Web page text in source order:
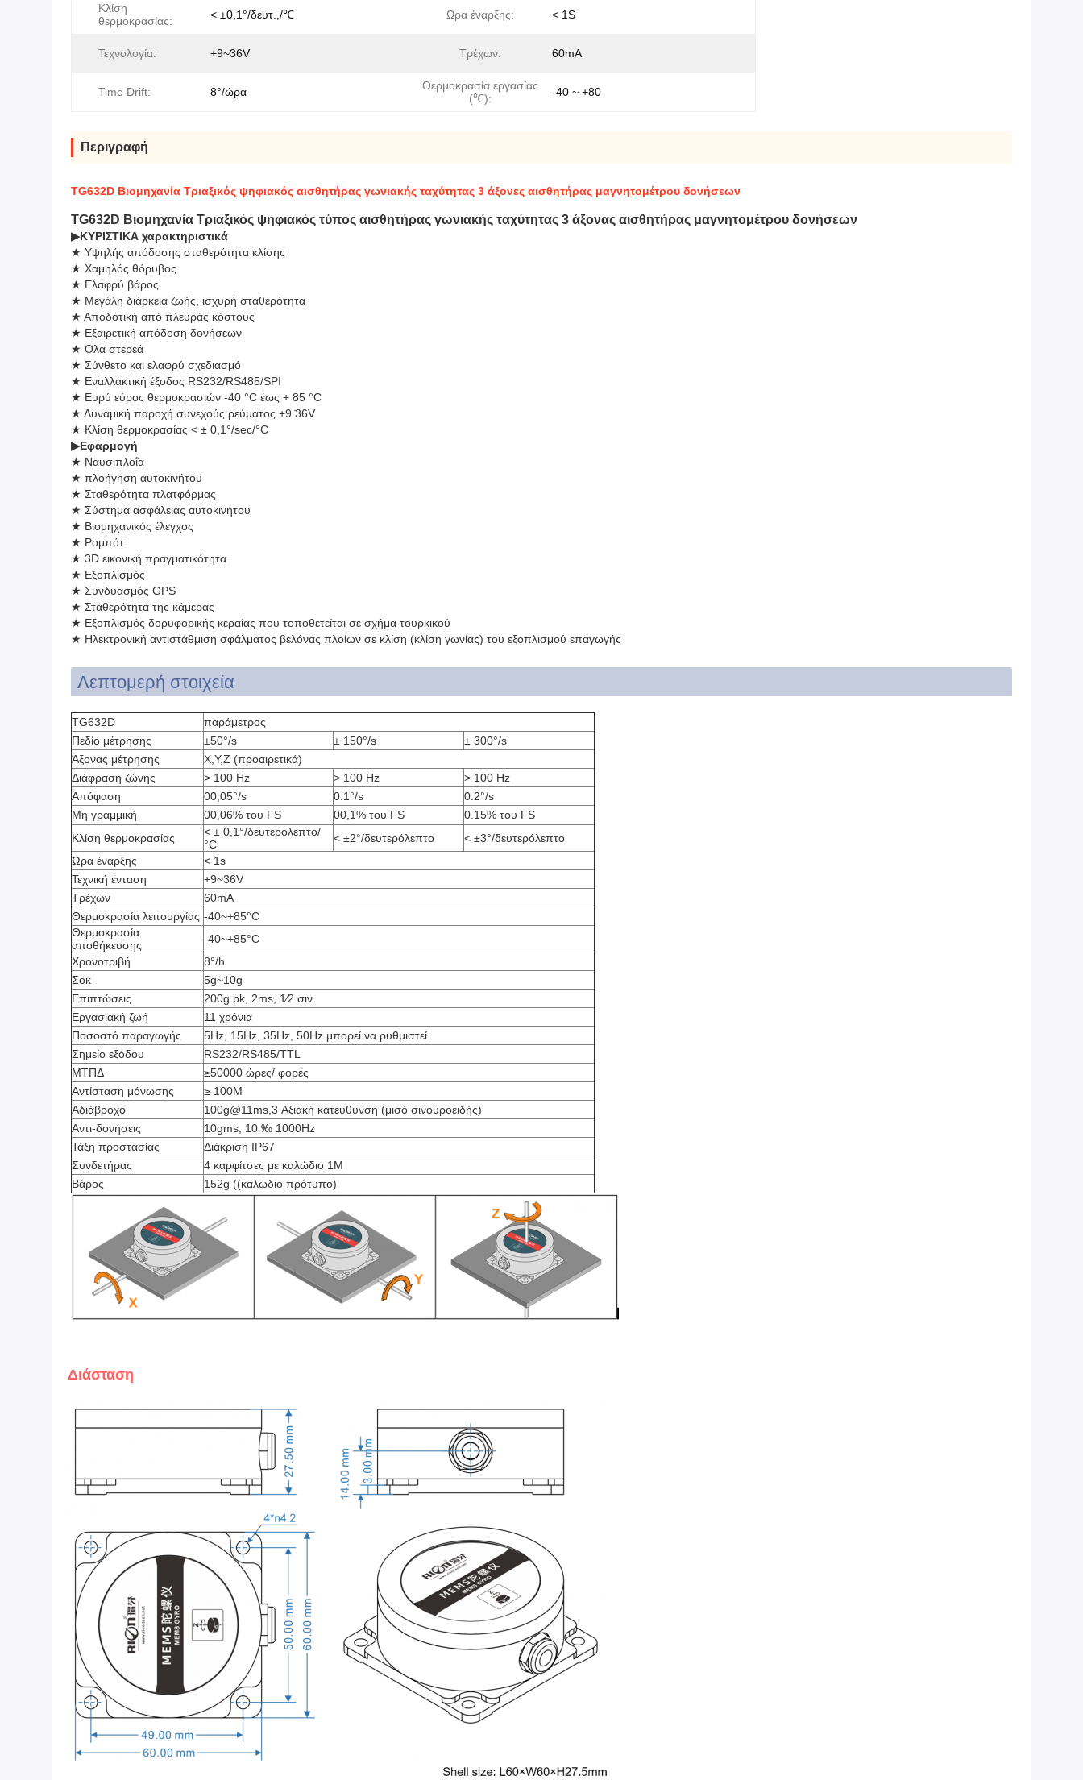
Κλίση
θερμοκρασίας:
< ±0,1°/δευτ.,/℃ Ωρα έναρξης: < 1S
Τεχνολογία: +9~36V Τρέχων: 60mA
Time Drift: 8°/ώρα
Θερμοκρασία εργασίας
(℃):
-40 ~ +80
Περιγραφή
TG632D Βιομηχανία Τριαξικός ψηφιακός αισθητήρας γωνιακής ταχύτητας 3 άξονες αισθητήρας μαγνητομέτρου δονήσεων
TG632D Βιομηχανία Τριαξικός ψηφιακός τύπος αισθητήρας γωνιακής ταχύτητας 3 άξονας αισθητήρας μαγνητομέτρου δονήσεων
▶ΚΥΡΙΣΤΙΚΑ χαρακτηριστικά
★ Υψηλής απόδοσης σταθερότητα κλίσης
★ Χαμηλός θόρυβος
★ Ελαφρύ βάρος
★ Μεγάλη διάρκεια ζωής, ισχυρή σταθερότητα
★ Αποδοτική από πλευράς κόστους
★ Εξαιρετική απόδοση δονήσεων
★ Όλα στερεά
★ Σύνθετο και ελαφρύ σχεδιασμό
★ Εναλλακτική έξοδος RS232/RS485/SPI
★ Ευρύ εύρος θερμοκρασιών -40 °C έως + 85 °C
★ Δυναμική παροχή συνεχούς ρεύματος +9 ̇36V
★ Κλίση θερμοκρασίας < ± 0,1°/sec/°C
▶Εφαρμογή
★ Ναυσιπλοΐα
★ πλοήγηση αυτοκινήτου
★ Σταθερότητα πλατφόρμας
★ Σύστημα ασφάλειας αυτοκινήτου
★ Βιομηχανικός έλεγχος
★ Ρομπότ
★ 3D εικονική πραγματικότητα
★ Εξοπλισμός
★ Συνδυασμός GPS
★ Σταθερότητα της κάμερας
★ Εξοπλισμός δορυφορικής κεραίας που τοποθετείται σε σχήμα τουρκικού
★ Ηλεκτρονική αντιστάθμιση σφάλματος βελόνας πλοίων σε κλίση (κλίση γωνίας) του εξοπλισμού επαγωγής
Λεπτομερή στοιχεία
TG632D
παράμετρος
Πεδίο μέτρησης
±50°/s ± 150°/s
± 300°/s
Άξονας μέτρησης
X,Y,Z (προαιρετικά)
Διάφραση ζώνης
> 100 Hz > 100 Hz
> 100 Hz
Απόφαση
00,05°/s 0.1°/s
0.2°/s
Μη γραμμική
00,06% του FS 00,1% του FS
0.15% του FS
Κλίση θερμοκρασίας
< ± 0,1°/δευτερόλεπτο/
°C
< ±2°/δευτερόλεπτο
< ±3°/δευτερόλεπτο
Ώρα έναρξης
< 1s
Τεχνική ένταση
+9~36V
Τρέχων
60mA
Θερμοκρασία λειτουργίας -40~+85°C
Θερμοκρασία
αποθήκευσης
-40~+85°C
Χρονοτριβή
8°/h
Σοκ
5g~10g
Επιπτώσεις
200g pk, 2ms, 1⁄2 σιν
Εργασιακή ζωή
11 χρόνια
Ποσοστό παραγωγής
5Hz, 15Hz, 35Hz, 50Hz μπορεί να ρυθμιστεί
Σημείο εξόδου
RS232/RS485/TTL
ΜΤΠΔ
≥50000 ώρες/ φορές
Αντίσταση μόνωσης
≥ 100M
Αδιάβροχο
100g@11ms,3 Αξιακή κατεύθυνση (μισό σινουροειδής)
Αντι-δονήσεις
10gms, 10 ‰ 1000Hz
Τάξη προστασίας
Διάκριση IP67
Συνδετήρας
4 καρφίτσες με καλώδιο 1M
Βάρος
152g ((καλώδιο πρότυπο)
Διάσταση